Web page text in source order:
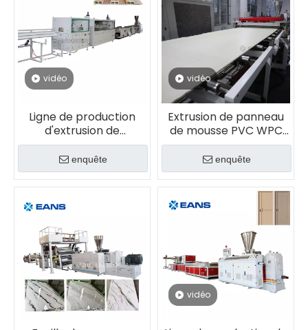
vidéo
Ligne de production
d'extrusion de
panneaux muraux à
persiennes WPC
enquête
vidéo
Extrusion de panneau
de mousse PVC WPC
faisant la machine
enquête
vidéo